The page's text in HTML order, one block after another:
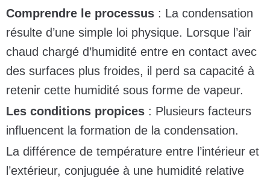
Comprendre le processus : La condensation
résulte d’une simple loi physique. Lorsque l’air
chaud chargé d’humidité entre en contact avec
des surfaces plus froides, il perd sa capacité à
retenir cette humidité sous forme de vapeur.
Les conditions propices : Plusieurs facteurs
influencent la formation de la condensation.
La différence de température entre l’intérieur et
l’extérieur, conjuguée à une humidité relative